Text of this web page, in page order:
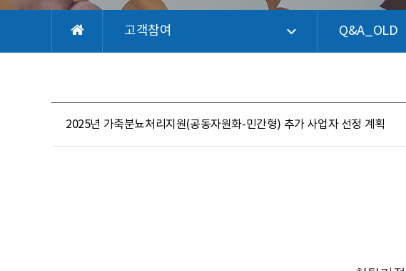
고객참여 Q&A_OLD
2025년 가축분뇨처리지원(공동자원화-민간형) 추가 사업자 선정 계획